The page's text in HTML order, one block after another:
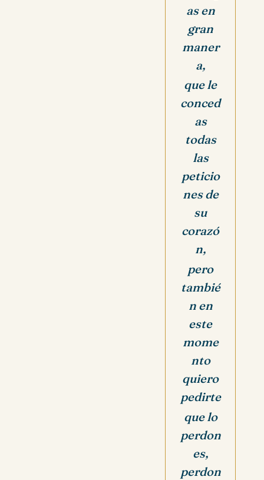
as en
gran
maner
a,
que le
conced
as
todas
las
peticio
nes de
su
corazó
n,
pero
tambié
n en
este
mome
nto
quiero
pedirte
que lo
perdon
es,
perdon